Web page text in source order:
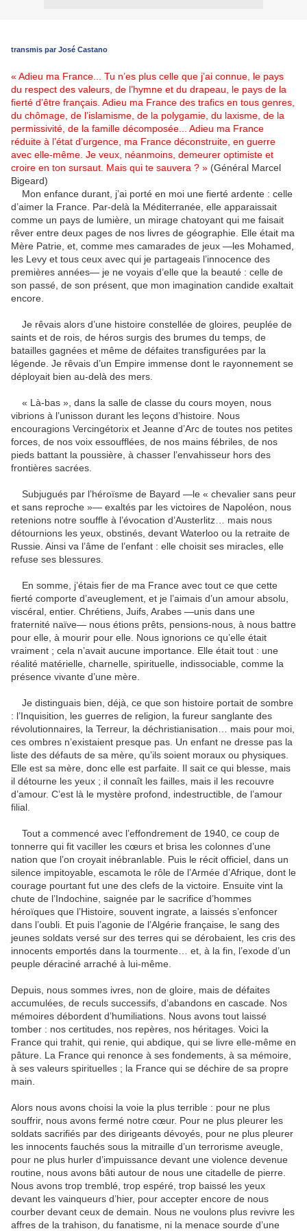
transmis par José Castano
« Adieu ma France... Tu n’es plus celle que j’ai connue, le pays
du respect des valeurs, de l’hymne et du drapeau, le pays de la
fierté d’être français. Adieu ma France des trafics en tous genres,
du chômage, de l’islamisme, de la polygamie, du laxisme, de la
permissivité, de la famille décomposée... Adieu ma France
réduite à l’état d’urgence, ma France déconstruite, en guerre
avec elle-même. Je veux, néanmoins, demeurer optimiste et
croire en ton sursaut. Mais qui te sauvera ? » (Général Marcel
Bigeard)
Mon enfance durant, j’ai porté en moi une fierté ardente : celle
d’aimer la France. Par-delà la Méditerranée, elle apparaissait
comme un pays de lumière, un mirage chatoyant qui me faisait
rêver entre deux pages de nos livres de géographie. Elle était ma
Mère Patrie, et, comme mes camarades de jeux —les Mohamed,
les Levy et tous ceux avec qui je partageais l’innocence des
premières années— je ne voyais d’elle que la beauté : celle de
son passé, de son présent, que mon imagination candide exaltait
encore.
Je rêvais alors d’une histoire constellée de gloires, peuplée de
saints et de rois, de héros surgis des brumes du temps, de
batailles gagnées et même de défaites transfigurées par la
légende. Je rêvais d’un Empire immense dont le rayonnement se
déployait bien au-delà des mers.
« Là-bas », dans la salle de classe du cours moyen, nous
vibrions à l’unisson durant les leçons d’histoire. Nous
encouragions Vercingétorix et Jeanne d’Arc de toutes nos petites
forces, de nos voix essoufflées, de nos mains fébriles, de nos
pieds battant la poussière, à chasser l’envahisseur hors des
frontières sacrées.
Subjugués par l’héroïsme de Bayard —le « chevalier sans peur
et sans reproche »— exaltés par les victoires de Napoléon, nous
retenions notre souffle à l’évocation d’Austerlitz… mais nous
détournions les yeux, obstinés, devant Waterloo ou la retraite de
Russie. Ainsi va l’âme de l’enfant : elle choisit ses miracles, elle
refuse ses blessures.
En somme, j’étais fier de ma France avec tout ce que cette
fierté comporte d’aveuglement, et je l’aimais d’un amour absolu,
viscéral, entier. Chrétiens, Juifs, Arabes —unis dans une
fraternité naïve— nous étions prêts, pensions-nous, à nous battre
pour elle, à mourir pour elle. Nous ignorions ce qu’elle était
vraiment ; cela n’avait aucune importance. Elle était tout : une
réalité matérielle, charnelle, spirituelle, indissociable, comme la
présence vivante d’une mère.
Je distinguais bien, déjà, ce que son histoire portait de sombre
: l’Inquisition, les guerres de religion, la fureur sanglante des
révolutionnaires, la Terreur, la déchristianisation… mais pour moi,
ces ombres n’existaient presque pas. Un enfant ne dresse pas la
liste des défauts de sa mère, qu’ils soient moraux ou physiques.
Elle est sa mère, donc elle est parfaite. Il sait ce qui blesse, mais
il détourne les yeux ; il connaît les failles, mais il les recouvre
d’amour. C’est là le mystère profond, indestructible, de l’amour
filial.
Tout a commencé avec l’effondrement de 1940, ce coup de
tonnerre qui fit vaciller les cœurs et brisa les colonnes d’une
nation que l’on croyait inébranlable. Puis le récit officiel, dans un
silence impitoyable, escamota le rôle de l’Armée d’Afrique, dont le
courage pourtant fut une des clefs de la victoire. Ensuite vint la
chute de l’Indochine, saignée par le sacrifice d’hommes
héroïques que l’Histoire, souvent ingrate, a laissés s’enfoncer
dans l’oubli. Et puis l’agonie de l’Algérie française, le sang des
jeunes soldats versé sur des terres qui se dérobaient, les cris des
innocents emportés dans la tourmente… et, à la fin, l’exode d’un
peuple déraciné arraché à lui-même.
Depuis, nous sommes ivres, non de gloire, mais de défaites
accumulées, de reculs successifs, d’abandons en cascade. Nos
mémoires débordent d’humiliations. Nous avons tout laissé
tomber : nos certitudes, nos repères, nos héritages. Voici la
France qui trahit, qui renie, qui abdique, qui se livre elle-même en
pâture. La France qui renonce à ses fondements, à sa mémoire,
à ses valeurs spirituelles ; la France qui se déchire de sa propre
main.
Alors nous avons choisi la voie la plus terrible : pour ne plus
souffrir, nous avons fermé notre cœur. Pour ne plus pleurer les
soldats sacrifiés par des dirigeants dévoyés, pour ne plus pleurer
les innocents fauchés sous la mitraille d’un terrorisme aveugle,
pour ne plus hurler d’impuissance devant une violence devenue
routine, nous avons bâti autour de nous une citadelle de pierre.
Nous avons trop tremblé, trop espéré, trop baissé les yeux
devant les vainqueurs d’hier, pour accepter encore de nous
courber devant ceux de demain. Nous ne voulons plus revivre les
affres de la trahison, du fanatisme, ni la menace sourde d’une